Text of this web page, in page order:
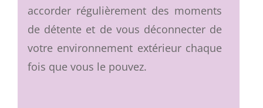
accorder régulièrement des moments
de détente et de vous déconnecter de
votre environnement extérieur chaque
fois que vous le pouvez.